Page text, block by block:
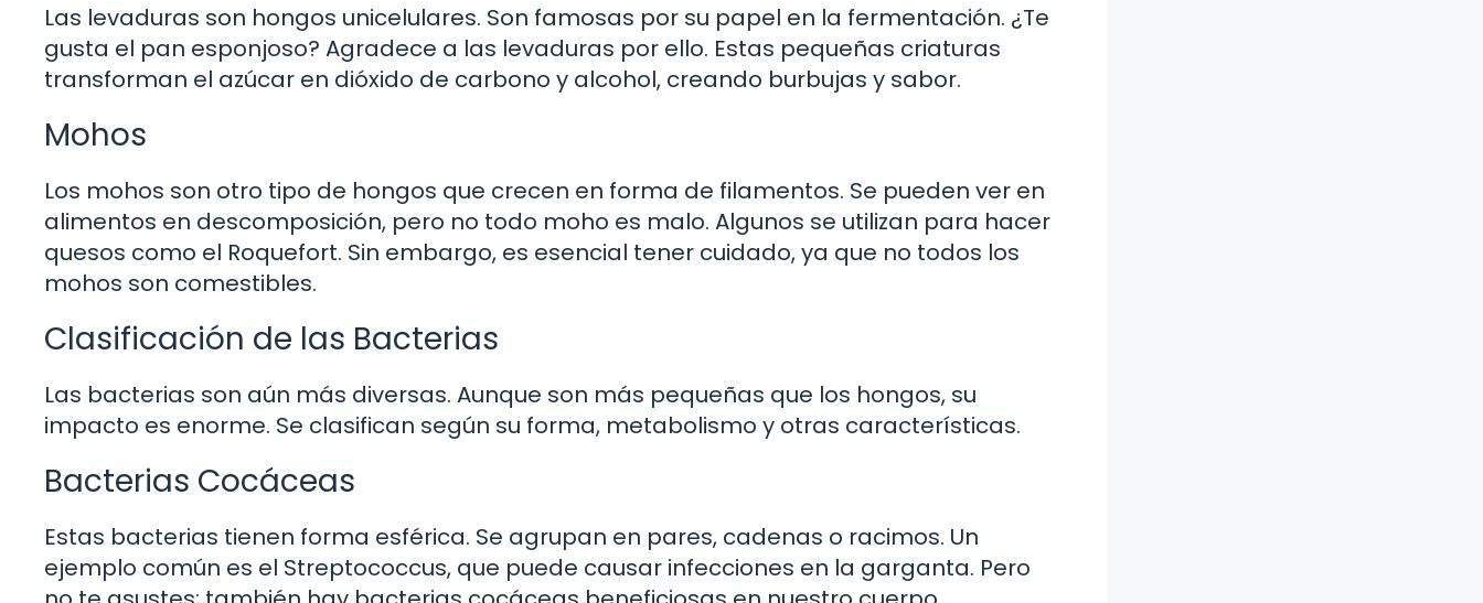
Las levaduras son hongos unicelulares. Son famosas por su papel en la fermentación. ¿Te
gusta el pan esponjoso? Agradece a las levaduras por ello. Estas pequeñas criaturas
transforman el azúcar en dióxido de carbono y alcohol, creando burbujas y sabor.
Mohos
Los mohos son otro tipo de hongos que crecen en forma de filamentos. Se pueden ver en
alimentos en descomposición, pero no todo moho es malo. Algunos se utilizan para hacer
quesos como el Roquefort. Sin embargo, es esencial tener cuidado, ya que no todos los
mohos son comestibles.
Clasificación de las Bacterias
Las bacterias son aún más diversas. Aunque son más pequeñas que los hongos, su
impacto es enorme. Se clasifican según su forma, metabolismo y otras características.
Bacterias Cocáceas
Estas bacterias tienen forma esférica. Se agrupan en pares, cadenas o racimos. Un
ejemplo común es el Streptococcus, que puede causar infecciones en la garganta. Pero